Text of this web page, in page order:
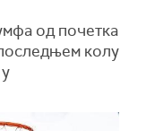
од почетка
колу